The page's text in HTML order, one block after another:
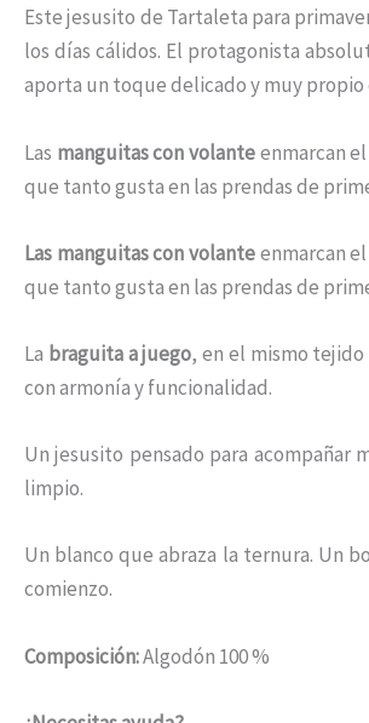
Este jesusito de Tartaleta para
los días cálidos. El protagonista
aporta un toque delicado y muy propio
Las manguitas con volanteenmarcan
que tanto gusta en las prendas de
Las manguitas con volanteenmarcan
que tanto gusta en las prendas de
La braguita a juego, en el mismo
con armonía y funcionalidad.
Un jesusito pensado para acompañar
limpio.
Un blanco que abraza la ternura. Un
comienzo.
Composición:Algodón 100 %